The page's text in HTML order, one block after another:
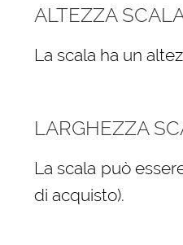
ALTEZZA
La scala ha un
LARGHEZZA
La scala può
di acquisto).